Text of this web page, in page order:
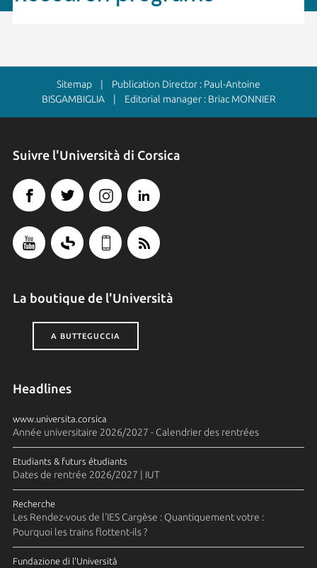
Sitemap | Publication Director : Paul-Antoine
BISGAMBIGLIA | Editorial manager : Briac MONNIER
Suivre l'Università di Corsica
La boutique de l'Università
A BUTTEGUCCIA
Headlines
www.universita.corsica
Année universitaire 2026/2027 - Calendrier des rentrées
Etudiants & futurs étudiants
Dates de rentrée 2026/2027 | IUT
Recherche
Les Rendez-vous de l'IES Cargèse : Quantiquement votre :
Pourquoi les trains flottent-ils ?
Fundazione di l'Università